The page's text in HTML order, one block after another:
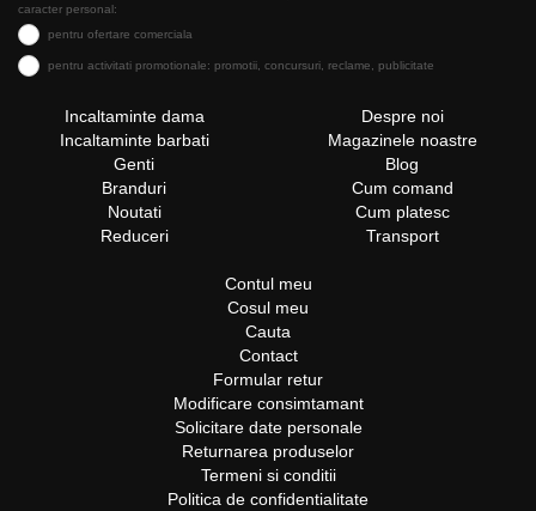
caracter personal:
pentru ofertare comerciala
pentru activitati promotionale: promotii, concursuri, reclame, publicitate
Incaltaminte dama
Incaltaminte barbati
Genti
Branduri
Noutati
Reduceri
Despre noi
Magazinele noastre
Blog
Cum comand
Cum platesc
Transport
Contul meu
Cosul meu
Cauta
Contact
Formular retur
Modificare consimtamant
Solicitare date personale
Returnarea produselor
Termeni si conditii
Politica de confidentialitate